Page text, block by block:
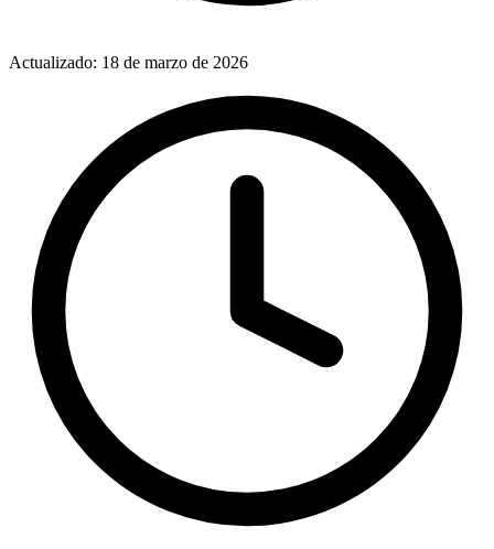
Actualizado: 18 de marzo de 2026